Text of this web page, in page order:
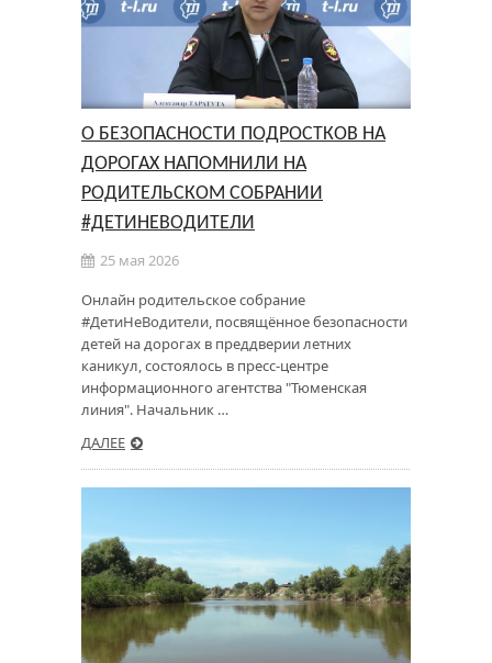
О БЕЗОПАСНОСТИ ПОДРОСТКОВ НА
ДОРОГАХ НАПОМНИЛИ НА
РОДИТЕЛЬСКОМ СОБРАНИИ
#ДЕТИНЕВОДИТЕЛИ
25 мая 2026
Онлайн родительское собрание
#ДетиНеВодители, посвящённое безопасности
детей на дорогах в преддверии летних
каникул, состоялось в пресс-центре
информационного агентства "Тюменская
линия". Начальник …
ДАЛЕЕ